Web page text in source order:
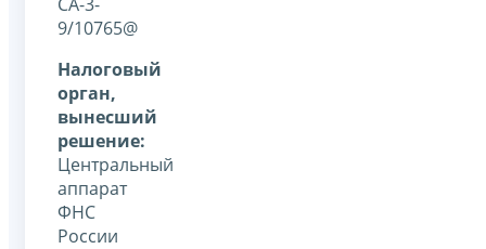
9/10765@
Налоговый
орган,
вынесший
решение:
Центральный
аппарат
ФНС
России